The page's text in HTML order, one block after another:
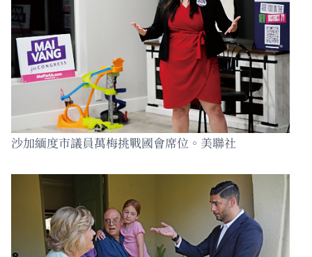
沙加緬度市議員萬梅挑戰國會席位。美聯社